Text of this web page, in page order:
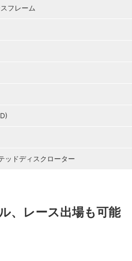
フレーム
ッドディスクローター
、レース出場も可能